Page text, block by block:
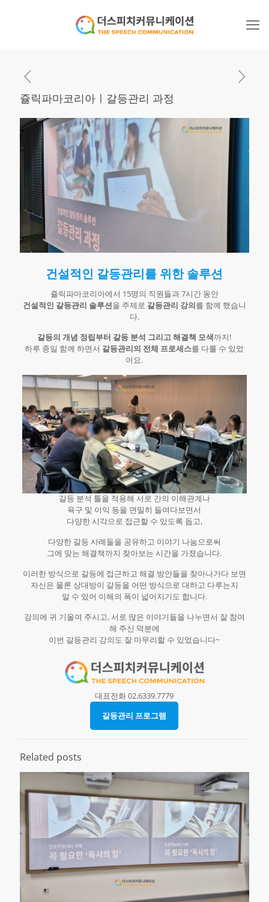
쥴릭파마코리아ㅣ갈등관리 과정
건설적인 갈등관리를 위한 솔루션
쥴릭파마코리아에서 15명의 직원들과 7시간 동안
건설적인 갈등관리 솔루션을 주제로 갈등관리 강의를 함께 했습니
다.​
갈등의 개념 정립부터 갈등 분석 그리고 해결책 모색까지!
하루 종일 함께 하면서 갈등관리의 전체 프로세스를 다룰 수 있었
어요.
​갈등 분석 툴을 적용해 서로 간의 이해관계나
욕구 및 이익 등을 면밀히 들여다보면서
다양한 시각으로 접근할 수 있도록 돕고,
다양한 갈등 사례들을 공유하고 이야기 나눔으로써
그에 맞는 해결책까지 찾아보는 시간을 가졌습니다.
이러한 방식으로 갈등에 접근하고 해결 방안들을 찾아나가다 보면
자신은 물론 상대방이 갈등을 어떤 방식으로 대하고 다루는지
알 수 있어 이해의 폭이 넓어지기도 합니다.
강의에 귀 기울여 주시고, 서로 많은 이야기들을 나누면서 잘 참여
해 주신 덕분에
이번 갈등관리 강의도 잘 마무리할 수 있었습니다~
대표전화 02.6339.7779
갈등관리 프로그램
Related posts